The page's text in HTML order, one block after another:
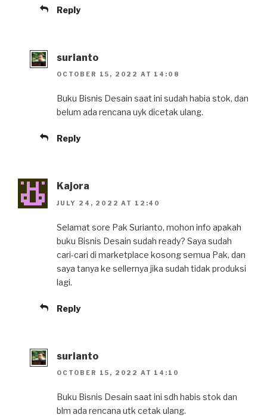
Reply
surianto
OCTOBER 15, 2022 AT 14:08
Buku Bisnis Desain saat ini sudah habia stok, dan
belum ada rencana uyk dicetak ulang.
Reply
Kajora
JULY 24, 2022 AT 12:40
Selamat sore Pak Surianto, mohon info apakah
buku Bisnis Desain sudah ready? Saya sudah
cari-cari di marketplace kosong semua Pak, dan
saya tanya ke sellernya jika sudah tidak produksi
lagi.
Reply
surianto
OCTOBER 15, 2022 AT 14:10
Buku Bisnis Desain saat ini sdh habis stok dan
blm ada rencana utk cetak ulang.